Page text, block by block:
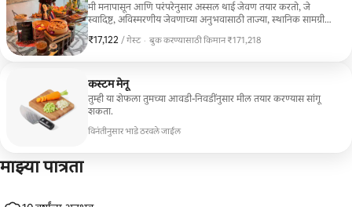
मी मनापासून आणि परंपरेनुसार अस्सल थाई जेवण तयार करतो, जे
स्वादिष्ट, अविस्मरणीय जेवणाच्या अनुभवासाठी ताज्या, स्थानिक सामग्रीचा
₹17,122 / गेस्ट
₹17,122 प्रति गेस्ट· बुक करण्यासाठी किमान ₹171,218
कस्टम मेनू
तुम्ही या शेफला तुमच्या आवडी-निवडींनुसार मील तयार करण्यास सांगू
शकता.
विनंतीनुसार भाडे ठरवले जाईल
माझ्या पात्रता